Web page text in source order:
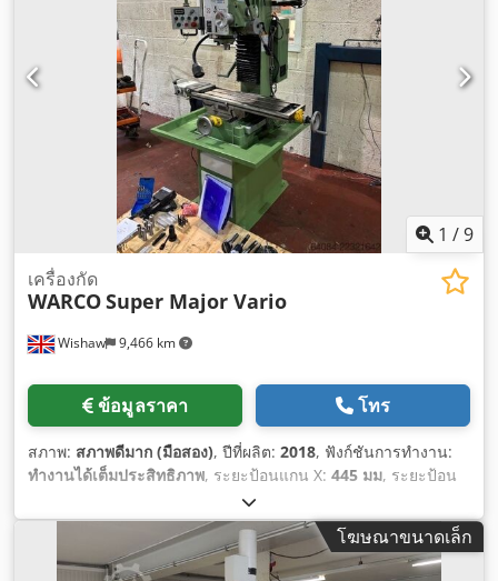
1 /9
Wishaw 9,466 km
เครื่องกัด
WARCOSuper Major Vario
ข้อมูลราคา โทร
สภาพ: สภาพดีมาก (มือสอง), ปีที่ผลิต: 2018, ฟังก์ชันการทำงาน:
ทำงานได้เต็มประสิทธิภาพ, ระยะป้อนแกน X: 445 มม, ระยะป้อน
, ระยะป้อนแกน Z:
(สูงสุด):2,500 รอบ/นาที, ความเร็วแกนหมุน (นาที):75 รอบ/นาที,
จังหวะปากกาแบบขนนก:
125 มม , ความกว้างของโต๊ะ: 240 มม,
ความยาวโต๊ะ:800 มม,
โฆษณาขนาดเล็ก